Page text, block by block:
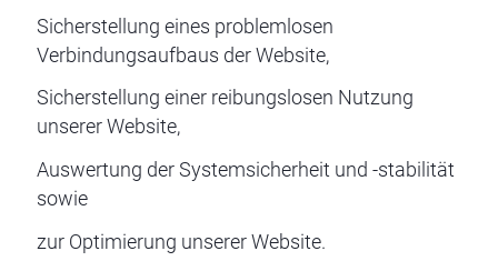
Sicherstellung eines problemlosen
Verbindungsaufbaus der Website,
Sicherstellung einer reibungslosen Nutzung
unserer Website,
Auswertung der Systemsicherheit und -stabilität
sowie
zur Optimierung unserer Website.